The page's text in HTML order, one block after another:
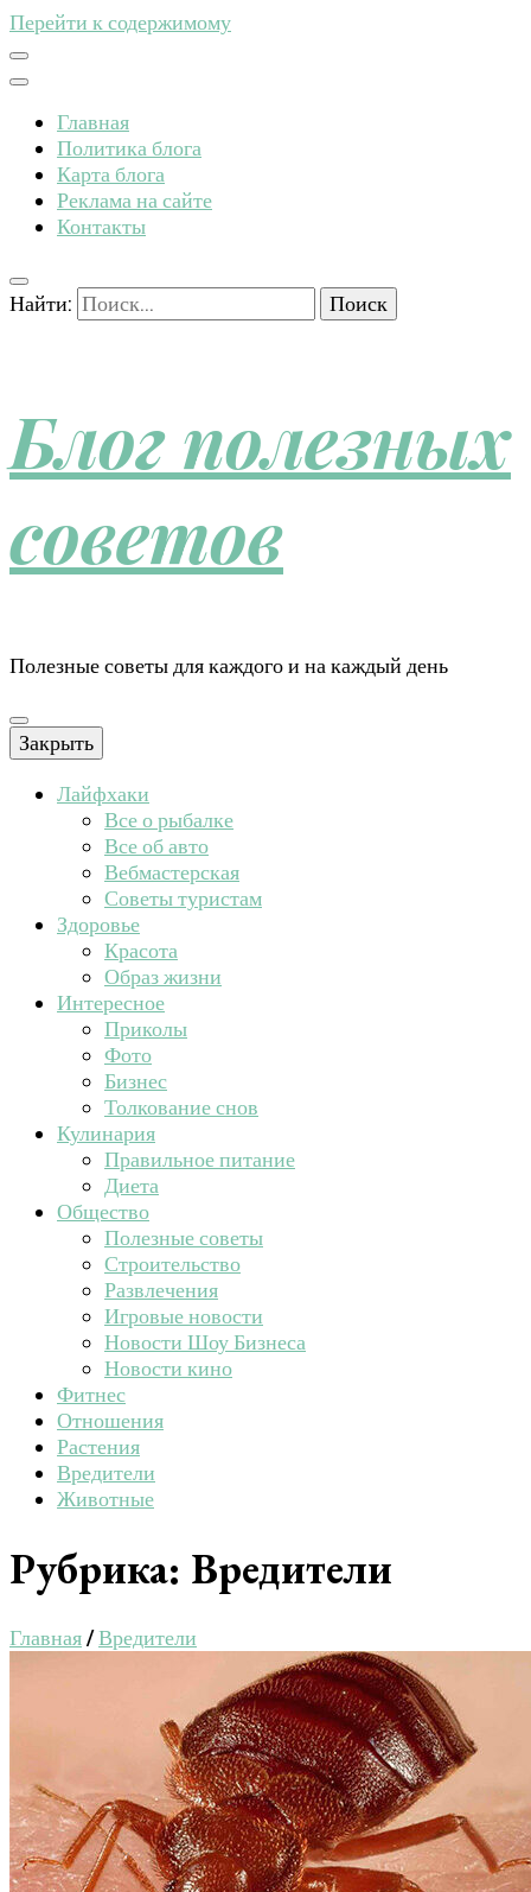
Перейти к содержимому
Главная
Политика блога
Карта блога
Реклама на сайте
Контакты
Найти:
Блог полезных
советов
Полезные советы для каждого и на каждый день
Закрыть
Лайфхаки
Все о рыбалке
Все об авто
Вебмастерская
Советы туристам
Здоровье
Красота
Образ жизни
Интересное
Приколы
Фото
Бизнес
Толкование снов
Кулинария
Правильное питание
Диета
Общество
Полезные советы
Строительство
Развлечения
Игровые новости
Новости Шоу Бизнеса
Новости кино
Фитнес
Отношения
Растения
Вредители
Животные
Рубрика: Вредители
Главная/Вредители